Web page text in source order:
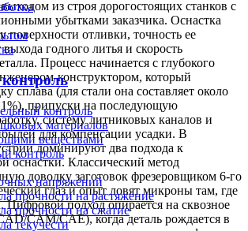
контроль
материалов
веществами
контроль
напряжений
прочности на растяжение
прочности на сжатие
текучести
из строя дорогостоящих станков с
убытками заказчика. Оснастка
поверхности отливки, точность ее
годного литья и скорость
Процесс начинается с глубокого
конструктором, который
сплава (для стали она составляет около
припуски на последующую
систему литниковых каналов и
для компенсации усадки. В
доминируют два подхода к
оснастки. Классический метод
доводку заготовок фрезеровщиком 6-го
глаз и опыт ловят микроны там, где
Цифровой подход опирается на сквозное
CAM/CAE), когда деталь рождается в